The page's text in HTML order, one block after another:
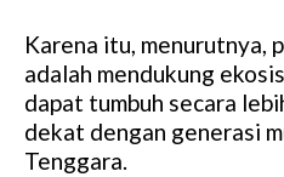
Karena itu, menurutnya,
adalah mendukung
dapat tumbuh secara
dekat dengan generasi
Tenggara.